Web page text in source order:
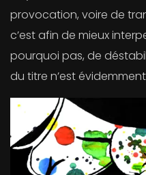
provocation, voire de
c’est afin de mieux
pourquoi pas, de
du titre n’est